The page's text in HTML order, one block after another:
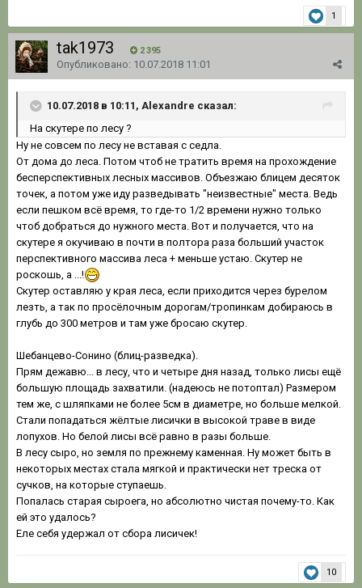
1
tak1973 2 395
Опубликовано: 10.07.2018 11:01
10.07.2018 в 10:11, Alexandre сказал:
На скутере по лесу ?
Ну не совсем по лесу не вставая с седла.
От дома до леса. Потом чтоб не тратить время на прохождение
бесперспективных лесных массивов. Объезжаю блицем десяток
точек, а потом уже иду разведывать "неизвестные" места. Ведь
если пешком всё время, то где-то 1/2 времени нужно только
чтоб добраться до нужного места. Вот и получается, что на
скутере я окучиваю в почти в полтора раза больший участок
перспективного массива леса + меньше устаю. Скутер не
роскошь, а ...!
Скутер оставляю у края леса, если приходится через бурелом
лезть, а так по просёлочным дорогам/тропинкам добираюсь в
глубь до 300 метров и там уже бросаю скутер.
Шебанцево-Сонино (блиц-разведка).
Прям дежавю... в лесу, что и четыре дня назад, только лисы ещё
большую площадь захватили. (надеюсь не потоптал) Размером
тем же, с шляпками не более 5см в диаметре, но больше мелкой.
Стали попадаться жёлтые лисички в высокой траве в виде
лопухов. Но белой лисы всё равно в разы больше.
В лесу сыро, но земля по прежнему каменная. Ну может быть в
некоторых местах стала мягкой и практически нет треска от
сучков, на которые ступаешь.
Попалась старая сыроега, но абсолютно чистая почему-то. Как
ей это удалось?
Еле себя удержал от сбора лисичек!
10